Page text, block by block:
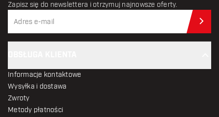
Zapisz się do newslettera i otrzymuj najnowsze oferty.
Informacje kontaktowe
Wysyłka i dostawa
Zwroty
Metody płatności